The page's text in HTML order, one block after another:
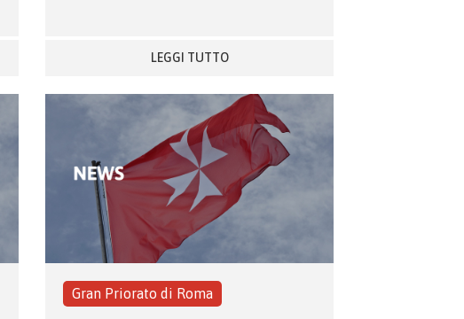
LEGGI TUTTO
Gran Priorato di Roma